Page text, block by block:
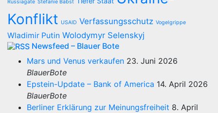
Russiagate Stefanie Babst
Konflikt USAID Verfassungsschutz Vogelgrippe
Wladimir Putin Wolodymyr Selenskyj
Newsfeed – Blauer Bote
Mars und Venus verkaufen 23. Juni 2026
BlauerBote
Epstein-Update – Bank of America 14. April 2026
BlauerBote
Berliner Erklärung zur Meinungsfreiheit 8. April